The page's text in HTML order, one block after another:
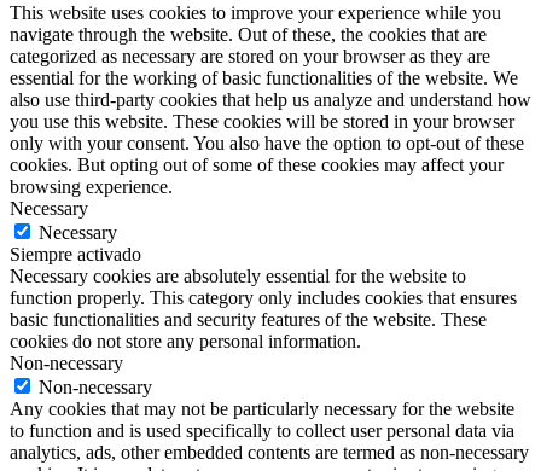
This website uses cookies to improve your experience while you
navigate through the website. Out of these, the cookies that are
categorized as necessary are stored on your browser as they are
essential for the working of basic functionalities of the website. We
also use third-party cookies that help us analyze and understand how
you use this website. These cookies will be stored in your browser
only with your consent. You also have the option to opt-out of these
cookies. But opting out of some of these cookies may affect your
browsing experience.
Necessary
Necessary
Siempre activado
Necessary cookies are absolutely essential for the website to
function properly. This category only includes cookies that ensures
basic functionalities and security features of the website. These
cookies do not store any personal information.
Non-necessary
Non-necessary
Any cookies that may not be particularly necessary for the website
to function and is used specifically to collect user personal data via
analytics, ads, other embedded contents are termed as non-necessary